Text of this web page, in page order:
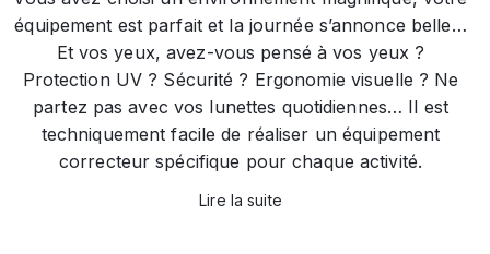
équipement est parfait et la journée s’annonce belle…
Et vos yeux, avez-vous pensé à vos yeux ?
Protection UV ? Sécurité ? Ergonomie visuelle ? Ne
partez pas avec vos lunettes quotidiennes… Il est
techniquement facile de réaliser un équipement
correcteur spécifique pour chaque activité.
Lire la suite